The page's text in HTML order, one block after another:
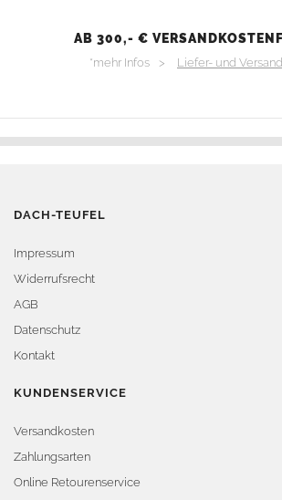
AB 300,- €
*mehr Infos > Liefer- und
DACH-TEUFEL
Impressum
Widerrufsrecht
AGB
Datenschutz
Kontakt
KUNDENSERVICE
Versandkosten
Zahlungsarten
Online Retourenservice